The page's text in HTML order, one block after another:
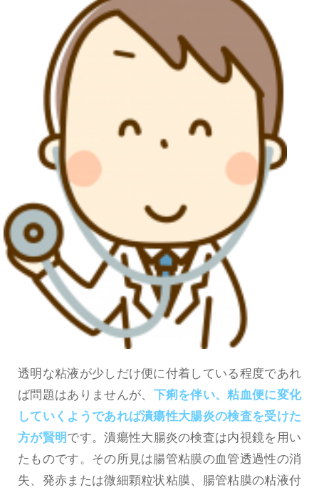
透明な粘液が少しだけ便に付着している程度であれ
ば問題はありませんが、 下痢を伴い、粘血便に変化
していくようであれば潰瘍性大腸炎の検査を受けた
方が賢明 です。潰瘍性大腸炎の検査は内視鏡を用い
たものです。その所見は腸管粘膜の血管透過性の消
失、発赤または微細顆粒状粘膜、腸管粘膜の粘液付